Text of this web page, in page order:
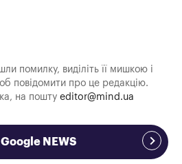
помилку, виділіть її мишкою і
повідомити про це редакцію.
на пошту editor@mind.ua
NEWS